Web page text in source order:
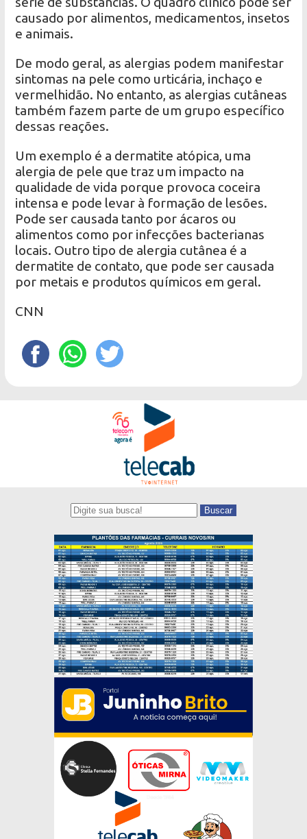
causado por alimentos, medicamentos, insetos
e animais.
De modo geral, as alergias podem manifestar
sintomas na pele como urticária, inchaço e
vermelhidão. No entanto, as alergias cutâneas
também fazem parte de um grupo específico
dessas reações.
Um exemplo é a dermatite atópica, uma
alergia de pele que traz um impacto na
qualidade de vida porque provoca coceira
intensa e pode levar à formação de lesões.
Pode ser causada tanto por ácaros ou
alimentos como por infecções bacterianas
locais. Outro tipo de alergia cutânea é a
dermatite de contato, que pode ser causada
por metais e produtos químicos em geral.
CNN
Buscar